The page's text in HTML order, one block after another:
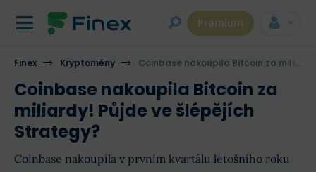
Premium
Finex Kryptoměny Coinbase nakoupila Bitcoin za miliardy! Půjde ve šlépějích Strategy?
Coinbase nakoupila Bitcoin za
miliardy! Půjde ve šlépějích
Strategy?
Coinbase nakoupila v prvním kvartálu letošního roku